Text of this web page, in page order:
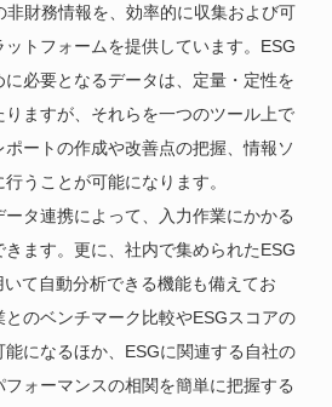
非財務情報を、効率的に収集および可
トフォームを提供しています。ESG
必要となるデータは、定量・定性を
ますが、それらを一つのツール上で
ートの作成や改善点の把握、情報ソ
うことが可能になります。
ータ連携によって、入力作業にかかる
ます。更に、社内で集められたESG
て自動分析できる機能も備えてお
とのベンチマーク比較やESGスコアの
になるほか、ESGに関連する自社の
ォーマンスの相関を簡単に把握する